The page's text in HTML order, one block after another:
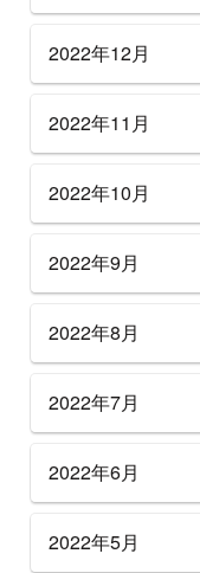
2022年12月
2022年11月
2022年10月
2022年9月
2022年8月
2022年7月
2022年6月
2022年5月